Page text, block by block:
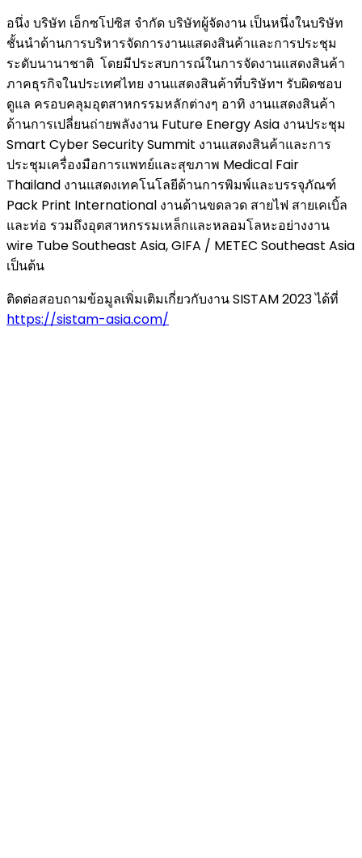
อนึ่ง บริษัท เอ็กซโปซิส จำกัด บริษัทผู้จัดงาน เป็นหนึ่งในบริษัท
ชั้นนำด้านการบริหารจัดการงานแสดงสินค้าและการประชุม
ระดับนานาชาติ โดยมีประสบการณ์ในการจัดงานแสดงสินค้า
ภาคธุรกิจในประเทศไทย งานแสดงสินค้าที่บริษัทฯ รับผิดชอบ
ดูแล ครอบคลุมอุตสาหกรรมหลักต่างๆ อาทิ งานแสดงสินค้า
ด้านการเปลี่ยนถ่ายพลังงาน Future Energy Asia งานประชุม
Smart Cyber Security Summit งานแสดงสินค้าและการ
ประชุมเครื่องมือการแพทย์และสุขภาพ Medical Fair
Thailand งานแสดงเทคโนโลยีด้านการพิมพ์และบรรจุภัณฑ์
Pack Print International งานด้านขดลวด สายไฟ สายเคเบิ้ล
และท่อ รวมถึงอุตสาหกรรมเหล็กและหลอมโลหะอย่างงาน
wire Tube Southeast Asia, GIFA / METEC Southeast Asia
เป็นต้น
ติดต่อสอบถามข้อมูลเพิ่มเติมเกี่ยวกับงาน SISTAM 2023 ได้ที่
https://sistam-asia.com/